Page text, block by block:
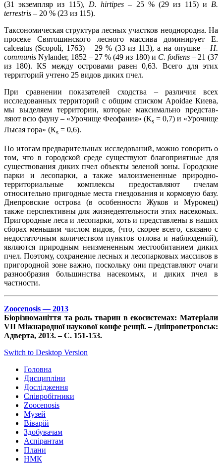
(31 экземпляр из 115), D. hirtipes – 25 % (29 из 115) и B.
terrestris – 20 % (23 из 115).
Таксономическая структура лесных участков неоднородна. На
просеке Святошинского лесного массива доминирует E.
calceatus (Scopoli, 1763) – 29 % (33 из 113), а на опушке – H.
communis Nylander, 1852 – 27 % (49 из 180) и C. fodiens– 21 (37
из 180). КS между островами равен 0,63. Всего для этих
территорий учтено 25 видов диких пчел.
При сравнении показателей сходства – различия всех
исследованных территорий с общим списком Apoidae Киева,
мы выделяем территории, которые максимально представ-
ляют всю фауну – «Урочище Феофания» (Кs = 0,7) и «Урочище
Лысая гора» (Кs = 0,6).
По итогам предварительных исследований, можно говорить о
том, что в городской среде существуют благоприятные для
существования диких пчел объекты зеленой зоны. Городские
парки и лесопарки, а также малоизмененные природно-
территориальные комплексы предоставляют пчелам
относительно пригодные места гнездования и кормовую базу.
Днепровские острова (в особенности Жуков и Муромец)
также перспективны для жизнедеятельности этих насекомых.
Пригородные леса и лесопарки, хоть и представлены в наших
сборах меньшим числом видов, (что, скорее всего, связано с
недостаточным количеством пунктов отлова и наблюдений),
являются природным неизмененным местообитанием диких
пчел. Поэтому, сохранение лесных и лесопарковых массивов в
пригородной зоне важно, поскольку они представляют очаги
разнообразия большинства насекомых, и диких пчел в
частности.
Zoocenosis — 2013
Біорізноманіття та роль тварин в екосистемах: Матеріали
VІІ Міжнародної наукової конфе ренції. – Дніпропетровськ:
Адверта, 2013. – С. 151-153.
Switch to Desktop Version
Головна
Дисципліни
Дослідження
Співробітники
Zoocenosis
Музей
Віварій
Здобувачам
Аспірантам
Плани
НМК